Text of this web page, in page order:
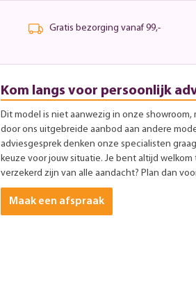
Gratis bezorging vanaf 99,-
Kom langs voor persoonlijk
Dit model is niet aanwezig in onze showroom,
door ons uitgebreide aanbod aan andere
adviesgesprek denken onze specialisten
keuze voor jouw situatie. Je bent altijd
verzekerd zijn van alle aandacht? Plan dan
Maak een afspraak